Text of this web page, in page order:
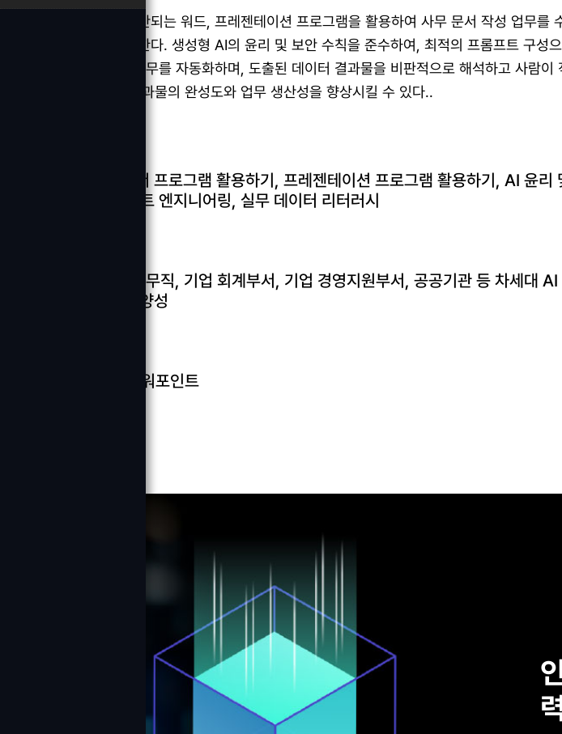
사무행정 처리에 수반되는 워드, 프레젠테이션 프로그램을 활용하여 사무 문서 작성 업무를
능력함양을 목표로 한다. 생성형 AI의 윤리 및 보안 수칙을 준수하여, 최적의 프롬프트 구성
초안 생성 및 반복 업무를 자동화하며, 도출된 데이터 결과물을 비판적으로 해석하고 사람이
증·수정하여 최종 결과물의 완성도와 업무 생산성을 향상시킬 수 있다..
워드프로세서 프로그램 활용하기, 프레젠테이션 프로그램 활용하기, AI 윤리
준수, 프롬프트 엔지니어링, 실무 데이터 리터러시
컴퓨터활용사무직, 기업 회계부서, 기업 경영지원부서, 공공기관 등 차세대
행정 전문가 양성
ITQ 워드, 파워포인트